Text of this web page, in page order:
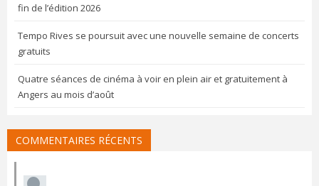
fin de l’édition 2026
Tempo Rives se poursuit avec une nouvelle semaine de concerts
gratuits
Quatre séances de cinéma à voir en plein air et gratuitement à
Angers au mois d’août
COMMENTAIRES RÉCENTS